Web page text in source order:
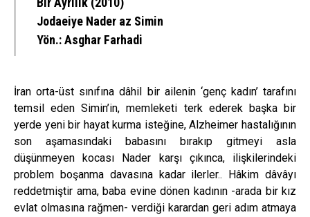
Jodaeiye Nader az Simin
Yön.:Asghar Farhadi
İran orta-üst sınıfına dâhil bir ailenin ‘genç kadın’ tarafını
temsil eden Simin’in, memleketi terk ederek başka bir
yerde yeni bir hayat kurma isteğine, Alzheimer hastalığının
son aşamasındaki babasını bırakıp gitmeyi asla
düşünmeyen kocası Nader karşı çıkınca, ilişkilerindeki
problem boşanma davasına kadar ilerler.. Hâkim dâvâyı
reddetmiştir ama, baba evine dönen kadının -arada bir kız
evlat olmasına rağmen- verdiği karardan geri adım atmaya